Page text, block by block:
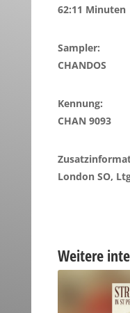
62:11 Minuten
Sampler:
CHANDOS
Kennung:
CHAN 9093
London SO,
Weitere